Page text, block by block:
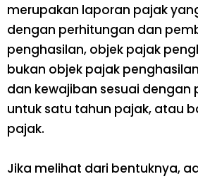
merupakan laporan pajak
dengan perhitungan dan
penghasilan, objek pajak
bukan objek pajak
dan kewajiban sesuai dengan
untuk satu tahun pajak, atau
pajak.
Jika melihat dari bentuknya,